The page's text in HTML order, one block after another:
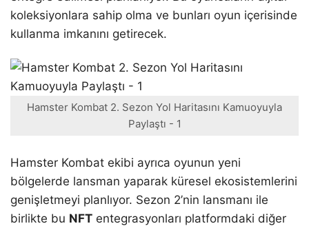
koleksiyonlara sahip olma ve bunları oyun içerisinde
kullanma imkanını getirecek.
Hamster Kombat 2. Sezon Yol Haritasını Kamuoyuyla
Paylaştı - 1
Hamster Kombat ekibi ayrıca oyunun yeni
bölgelerde lansman yaparak küresel ekosistemlerini
genişletmeyi planlıyor. Sezon 2’nin lansmanı ile
birlikte bu NFT entegrasyonları platformdaki diğer